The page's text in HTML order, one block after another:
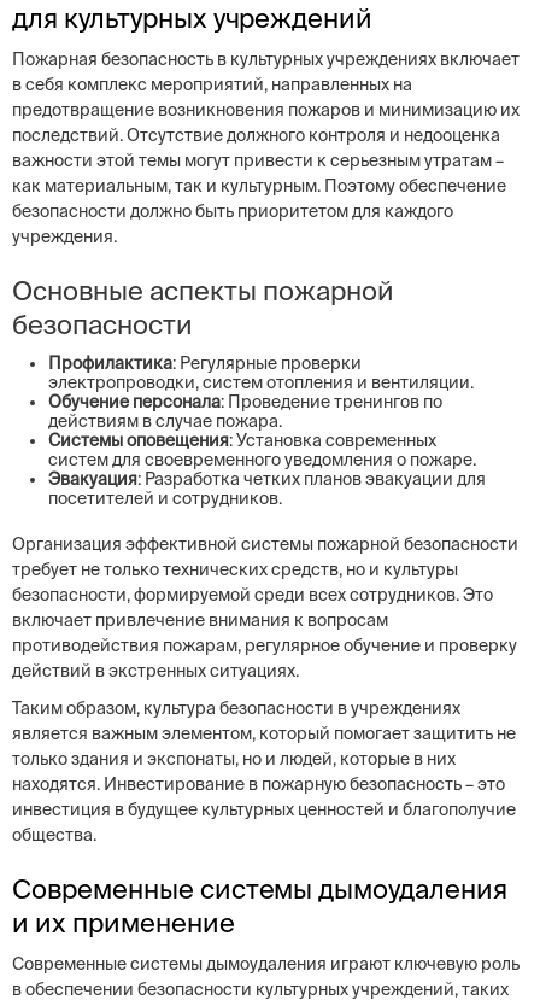
для культурных учреждений
Пожарная безопасность в культурных учреждениях включает
в себя комплекс мероприятий, направленных на
предотвращение возникновения пожаров и минимизацию их
последствий. Отсутствие должного контроля и недооценка
важности этой темы могут привести к серьезным утратам –
как материальным, так и культурным. Поэтому обеспечение
безопасности должно быть приоритетом для каждого
учреждения.
Основные аспекты пожарной
безопасности
Профилактика: Регулярные проверки
электропроводки, систем отопления и вентиляции.
Обучение персонала: Проведение тренингов по
действиям в случае пожара.
Системы оповещения: Установка современных
систем для своевременного уведомления о пожаре.
Эвакуация: Разработка четких планов эвакуации для
посетителей и сотрудников.
Организация эффективной системы пожарной безопасности
требует не только технических средств, но и культуры
безопасности, формируемой среди всех сотрудников. Это
включает привлечение внимания к вопросам
противодействия пожарам, регулярное обучение и проверку
действий в экстренных ситуациях.
Таким образом, культура безопасности в учреждениях
является важным элементом, который помогает защитить не
только здания и экспонаты, но и людей, которые в них
находятся. Инвестирование в пожарную безопасность – это
инвестиция в будущее культурных ценностей и благополучие
общества.
Современные системы дымоудаления
и их применение
Современные системы дымоудаления играют ключевую роль
в обеспечении безопасности культурных учреждений, таких